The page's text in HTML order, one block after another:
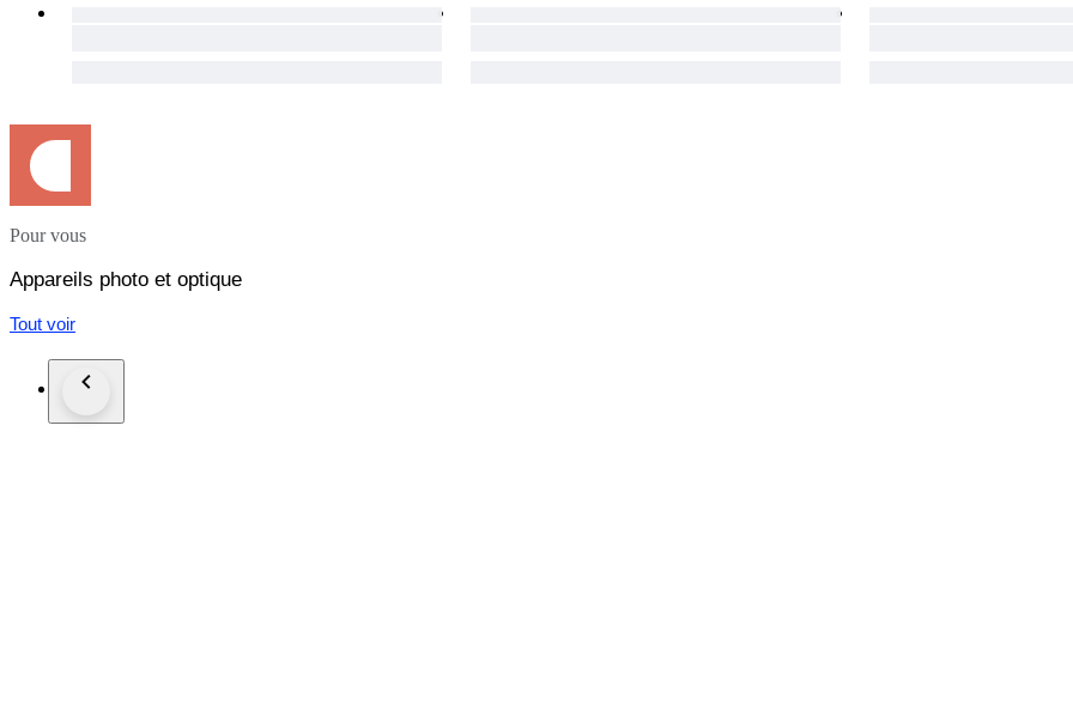
Pour vous
Appareils photo et optique
Tout voir